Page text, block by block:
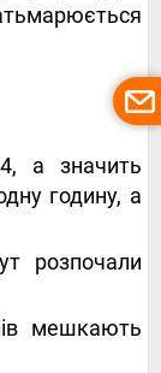
а значить
годину, а
розпочали
мешкають